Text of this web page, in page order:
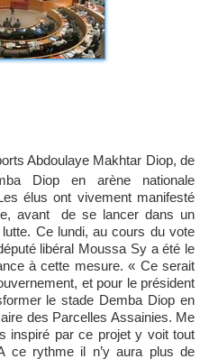
Abdoulaye Makhtar Diop, de
Diop en arène nationale
élus ont vivement manifesté
avant de se lancer dans un
Ce lundi, au cours du vote
libéral Moussa Sy a été le
à cette mesure. « Ce serait
et pour le président
le stade Demba Diop en
des Parcelles Assainies. Me
inspiré par ce projet y voit tout
ce rythme il n’y aura plus de